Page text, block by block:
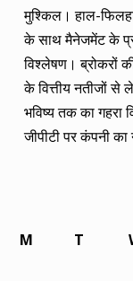
मुश्किल। हाल-
के साथ मैनेजमेंट के
विश्लेषण। ब्रोकरों
के वित्तीय नतीजों से
भविष्य तक का
जीपीटी पर कंपनी
M
T